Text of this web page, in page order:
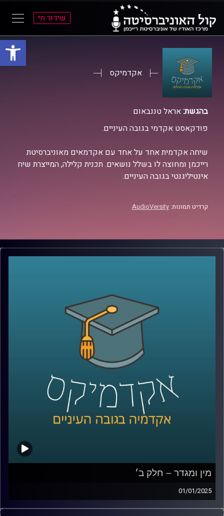
פתח
שידור חי
אקדמיקס
בהגשת:אראל טננבאום
פודקאסט אקדמי בגובה העיניים.
שיחה אקדמית אחד על אחד עם אקדמאים מאוניברסיטת
רייכמן ומחוצה לו בשלל נושאים. תכנית קלילה, המייצרת שיח
אינטיליגנטי בגובה העיניים.
קרדיט תמונות: AudioVersity
מין ומגדר – חלק ב׳
01/01/2025
לאחר שדיברנו על הסללה מגדרית, ההבדל בין נשים לגברים ,